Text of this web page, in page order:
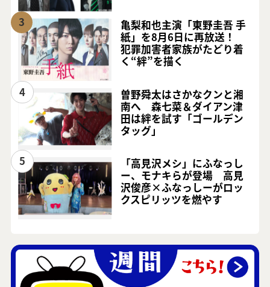
3
亀梨和也主演「東野圭吾 手
紙」を8月6日に再放送！
犯罪加害者家族がたどり着
く“絆”を描く
4
曽野舜太はさかなクンと湘
南へ 森七菜＆ダイアン津
田は絆を試す「ゴールデン
タッグ」
5
「高見沢メシ」にふなっし
ー、モナキらが登場 高見
沢俊彦×ふなっしーがロッ
クスピリッツを燃やす